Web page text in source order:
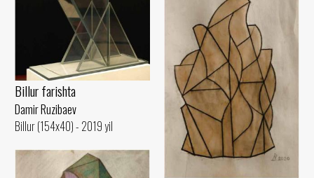
Billur farishta
Damir Ruzibaev
Billur (154x40) - 2019 yil